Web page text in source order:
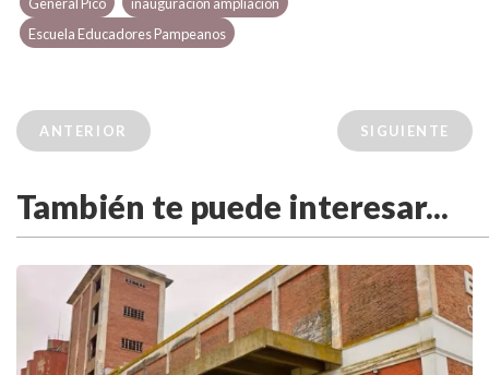
General Pico
inauguración ampliación
Escuela Educadores Pampeanos
ANTERIOR SIGUIENTE
También te puede interesar...